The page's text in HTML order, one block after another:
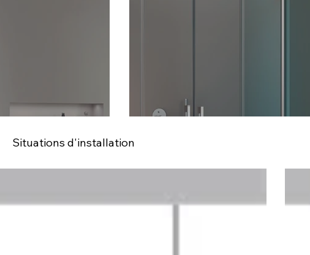
Situations d'installation